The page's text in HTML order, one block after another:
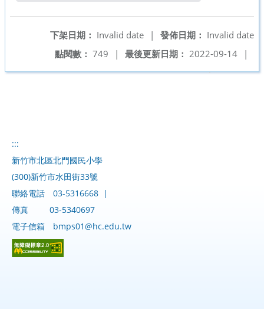
發佈日期： Invalid date
下架日期： Invalid date
|
最後更新日期： 2022-09-14 |
點閱數： 749 |
:::
新竹市北區北門國民小學
(300)新竹市水田街33號
聯絡電話
03-5316668 |
傳真
03-5340697
電子信箱
bmps01@hc.edu.tw